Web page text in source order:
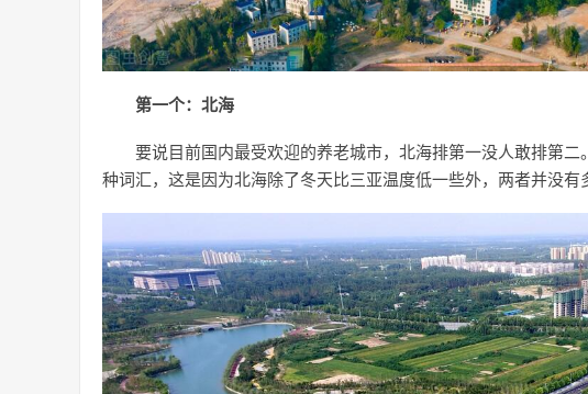
第一个：北海
要说目前国内最受欢迎的养老城市，北海排第一没人敢排第
种词汇，这是因为北海除了冬天比三亚温度低一些外，两者并没有